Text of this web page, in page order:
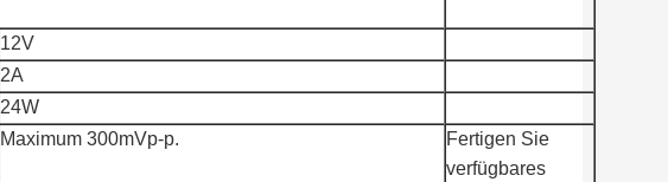
12V
2A
24W
Maximum 300mVp-p.
Fertigen Sie
verfügbares